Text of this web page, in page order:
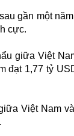
gần một
cực.
giữa Việt
đạt 1,77 tỷ
Việt Nam